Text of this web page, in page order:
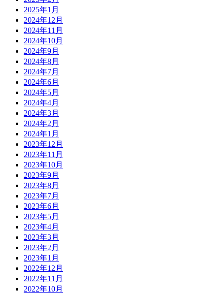
2025年1月
2024年12月
2024年11月
2024年10月
2024年9月
2024年8月
2024年7月
2024年6月
2024年5月
2024年4月
2024年3月
2024年2月
2024年1月
2023年12月
2023年11月
2023年10月
2023年9月
2023年8月
2023年7月
2023年6月
2023年5月
2023年4月
2023年3月
2023年2月
2023年1月
2022年12月
2022年11月
2022年10月